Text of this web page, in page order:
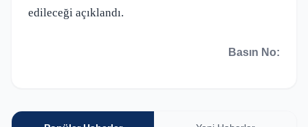
edileceği açıklandı.
Basın No: